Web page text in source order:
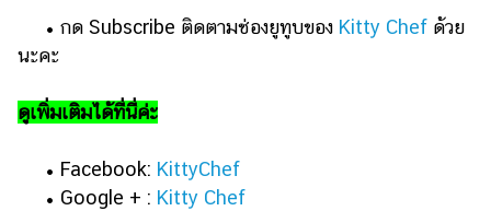
• กด Subscribe ติดตามช่องยูทูบของ Kitty Chef ด้วย
นะคะ
ดูเพิ่มเติมได้ที่นี่ค่ะ
• Facebook: KittyChef
• Google + : Kitty Chef